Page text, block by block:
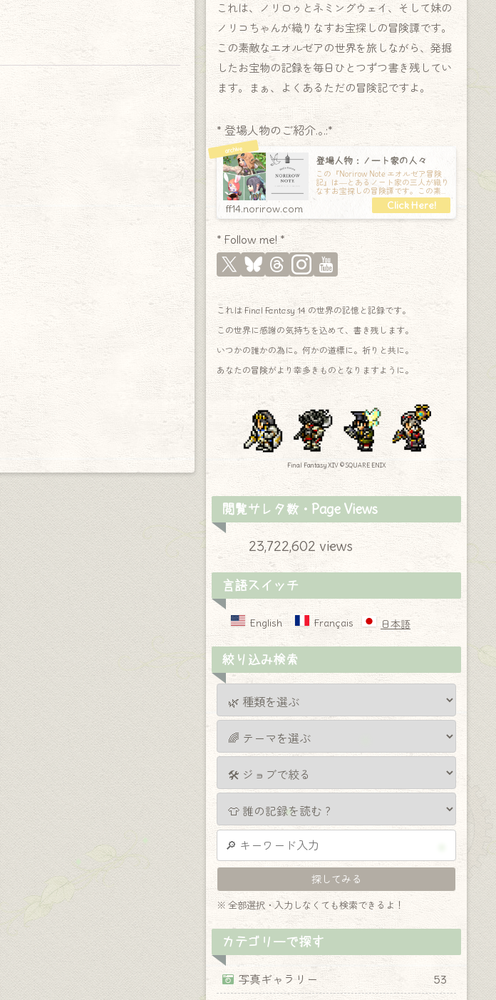
これは、ノリロゥとネミングウェイ、そして妹の
ノリコちゃんが織りなすお宝探しの冒険譚です。
この素敵なエオルゼアの世界を旅しながら、発掘
したお宝物の記録を毎日ひとつずつ書き残してい
ます。まぁ、よくあるただの冒険記ですよ。
* 登場人物のご紹介.｡.:*
登場人物：ノート家の人々
この『Norirow Note エオルゼア冒険
記』は―とあるノート家の三人が織り
なすお宝探しの冒険譚です。この素敵
な Final Fantasy XIV の世界を旅しな
ff14.norirow.com
* Follow me! *
これは Final Fantasy 14 の世界の記憶と記録です。
この世界に感謝の気持ちを込めて、書き残します。
いつかの誰かの為に。何かの道標に。祈りと共に。
あなたの冒険がより幸多きものとなりますように。
Final Fantasy XIV © SQUARE ENIX
閲覧サレタ数・Page Views
23,722,602 views
言語スイッチ
English Français 日本語
絞り込み検索
※ 全部選択・入力しなくても検索できるよ！
カテゴリーで探す
写真ギャラリー
53